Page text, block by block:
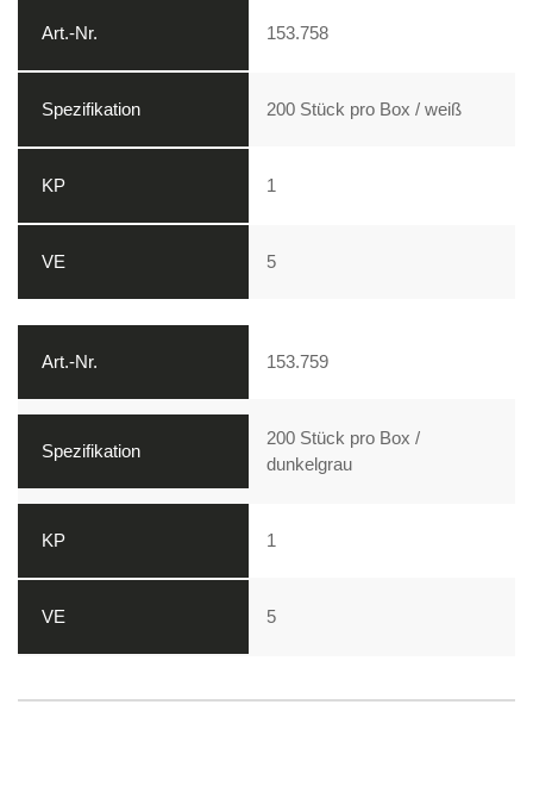
153.758
200 Stück pro Box / weiß
1
5
153.759
200 Stück pro Box /
dunkelgrau
1
5